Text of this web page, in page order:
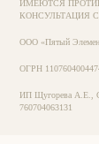
ИМЕЮТСЯ
КОНСУЛЬТАЦИЯ
ООО «Пятый
ОГРН
ИП Щугорева А.Е.,
760704063131